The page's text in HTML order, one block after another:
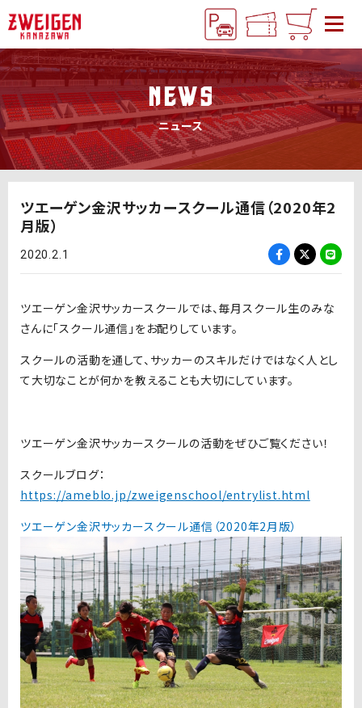
NEWS
ニュース
ツエーゲン金沢サッカースクール通信（2020年2
月版）
2020.2.1
ツエーゲン金沢サッカースクールでは、毎月スクール生のみな
さんに「スクール通信」をお配りしています。
スクールの活動を通して、サッカーのスキルだけではなく人とし
て大切なことが何かを教えることも大切にしています。
ツエーゲン金沢サッカースクールの活動をぜひご覧ください！
スクールブログ：
https://ameblo.jp/zweigenschool/entrylist.html
ツエーゲン金沢サッカースクール通信（2020年2月版）